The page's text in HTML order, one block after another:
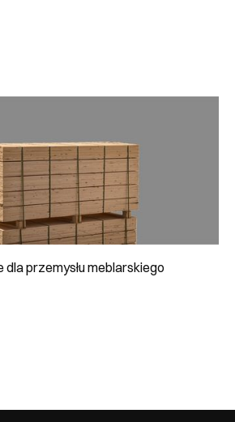
przemysłu meblarskiego